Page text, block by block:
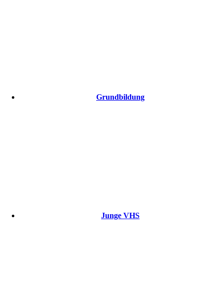
Grundbildung
Junge VHS